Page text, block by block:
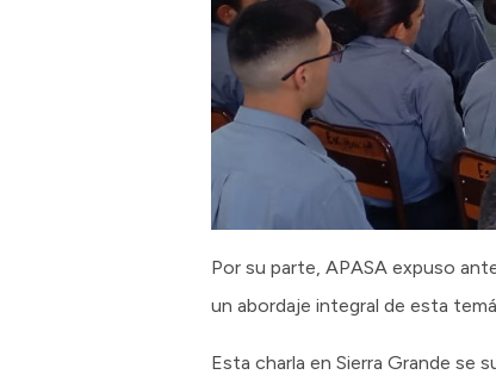
Por su parte, APASA expuso
un abordaje integral de esta
Esta charla en Sierra Grande se